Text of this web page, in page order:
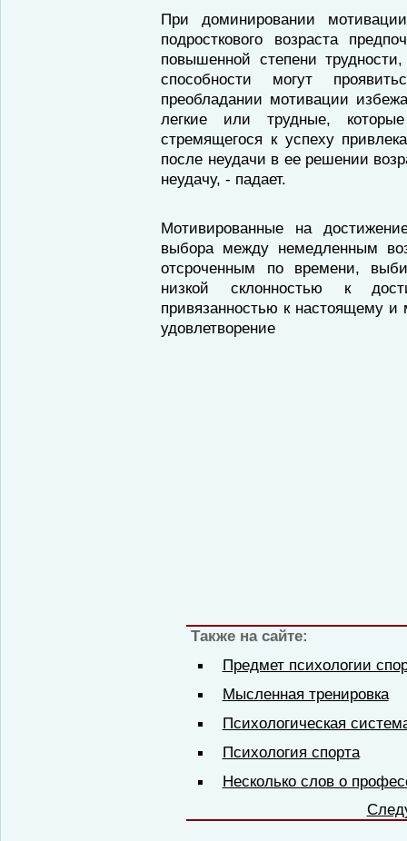
При доминировании
подросткового возраста
повышенной степени
способности могут
преобладании мотивации
легкие или трудные,
стремящегося к успеху
после неудачи в ее решении
неудачу, - падает.
Мотивированные на
выбора между немедленным
отсроченным по времени,
низкой склонностью к
привязанностью к настоящему
удовлетворение
Также на сайте:
Предмет психологии
Мысленная тренировка
Психологическая
Психология спорта
Несколько слов о